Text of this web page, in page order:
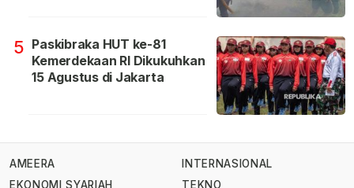
5 Paskibraka HUT ke-81
Kemerdekaan RI Dikukuhkan
15 Agustus di Jakarta
AMEERA
EKONOMI SYARIAH
INTERNASIONAL
TEKNO